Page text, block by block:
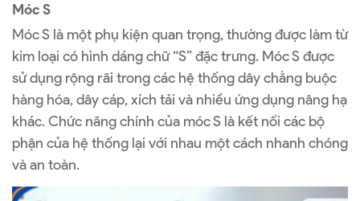
Móc S
Móc S là một phụ kiện quan trọng, thường được làm từ
kim loại có hình dáng chữ “S” đặc trưng. Móc S được
sử dụng rộng rãi trong các hệ thống dây chằng buộc
hàng hóa, dây cáp, xích tải và nhiều ứng dụng nâng hạ
khác. Chức năng chính của móc S là kết nối các bộ
phận của hệ thống lại với nhau một cách nhanh chóng
và an toàn.